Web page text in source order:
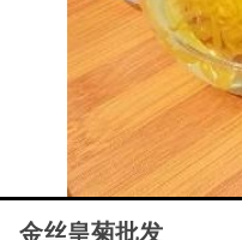
金丝皇菊批发